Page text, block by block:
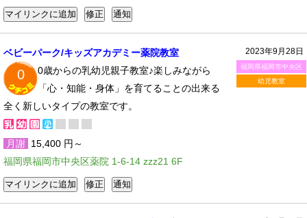
2023年9月28日
福岡県福岡市中央区
幼児教室
ベビーパーク/キッズアカデミー薬院教室
0
0歳からの乳幼児親子教室♪楽しみながら
「心・知能・身体」を育てることの出来る
全く新しいタイプの教室です。
月謝 15,400 円～
福岡県福岡市中央区薬院 1-6-14 zzz21 6F